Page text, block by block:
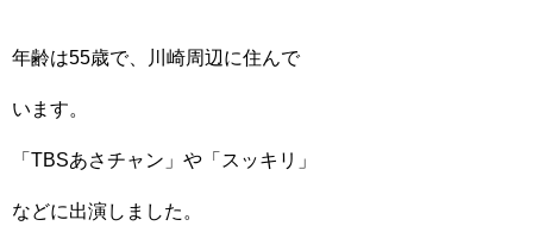
年齢は55歳で、川崎周辺に住んで
います。
「TBSあさチャン」や「スッキリ」
などに出演しました。